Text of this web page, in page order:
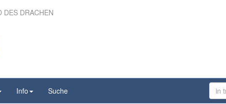
DES DRACHEN
Info Suche
des Drachen